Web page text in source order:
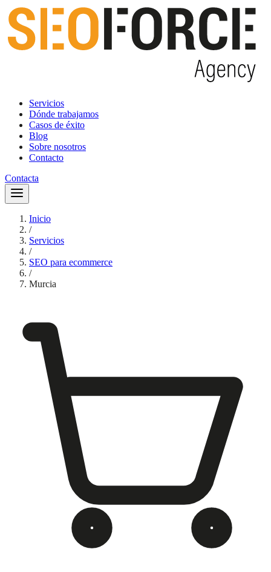
Servicios
Dónde trabajamos
Casos de éxito
Blog
Sobre nosotros
Contacto
Contacta
Inicio
/
Servicios
/
SEO para ecommerce
/
Murcia